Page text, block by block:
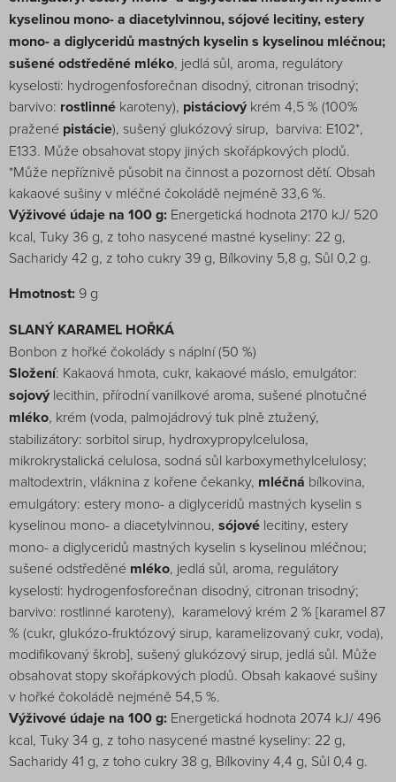
kyselinou mono- a diacetylvinnou, sójové lecitiny, estery
mono- a diglyceridů mastných kyselin s kyselinou mléčnou;
sušené odstředěné mléko, jedlá sůl, aroma, regulátory
kyselosti: hydrogenfosforečnan disodný, citronan trisodný;
barvivo: rostlinné karoteny), pistáciový krém 4,5 % (100%
pražené pistácie), sušený glukózový sirup, barviva: E102*,
E133. Může obsahovat stopy jiných skořápkových plodů.
*Může nepříznivě působit na činnost a pozornost dětí. Obsah
kakaové sušiny v mléčné čokoládě nejméně 33,6 %.
Výživové údaje na 100 g: Energetická hodnota 2170 kJ/ 520
kcal, Tuky 36 g, z toho nasycené mastné kyseliny: 22 g,
Sacharidy 42 g, z toho cukry 39 g, Bílkoviny 5,8 g, Sůl 0,2 g.
Hmotnost: 9 g
SLANÝ KARAMEL HOŘKÁ
Bonbon z hořké čokolády s náplní (50 %)
Složení: Kakaová hmota, cukr, kakaové máslo, emulgátor:
sojový lecithin, přírodní vanilkové aroma, sušené plnotučné
mléko, krém (voda, palmojádrový tuk plně ztužený,
stabilizátory: sorbitol sirup, hydroxypropylcelulosa,
mikrokrystalická celulosa, sodná sůl karboxymethylcelulosy;
maltodextrin, vláknina z kořene čekanky, mléčná bílkovina,
emulgátory: estery mono- a diglyceridů mastných kyselin s
kyselinou mono- a diacetylvinnou, sójové lecitiny, estery
mono- a diglyceridů mastných kyselin s kyselinou mléčnou;
sušené odstředěné mléko, jedlá sůl, aroma, regulátory
kyselosti: hydrogenfosforečnan disodný, citronan trisodný;
barvivo: rostlinné karoteny), karamelový krém 2 % [karamel 87
% (cukr, glukózo-fruktózový sirup, karamelizovaný cukr, voda),
modifikovaný škrob], sušený glukózový sirup, jedlá sůl. Může
obsahovat stopy skořápkových plodů. Obsah kakaové sušiny
v hořké čokoládě nejméně 54,5 %.
Výživové údaje na 100 g: Energetická hodnota 2074 kJ/ 496
kcal, Tuky 34 g, z toho nasycené mastné kyseliny: 22 g,
Sacharidy 41 g, z toho cukry 38 g, Bílkoviny 4,4 g, Sůl 0,4 g.